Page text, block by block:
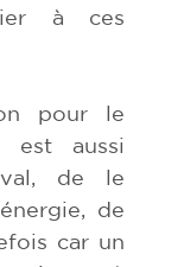
à ces
pour le
est aussi
de le
de
car un